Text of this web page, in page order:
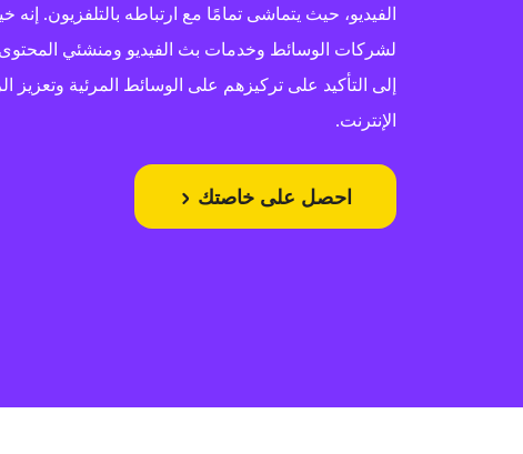
الفيديو، حيث يتماشى تمامًا مع ارتباطه بالتلفزيون. إنه
لشركات الوسائط وخدمات بث الفيديو ومنشئي المحتوى
إلى التأكيد على تركيزهم على الوسائط المرئية وتعزيز
الإنترنت.
احصل على خاصتك